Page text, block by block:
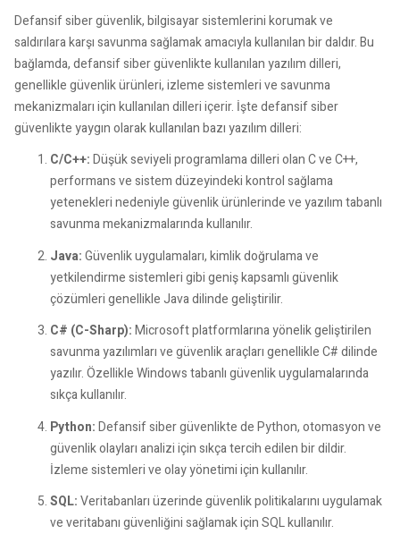
Defansif siber güvenlik, bilgisayar sistemlerini korumak ve
saldırılara karşı savunma sağlamak amacıyla kullanılan bir daldır. Bu
bağlamda, defansif siber güvenlikte kullanılan yazılım dilleri,
genellikle güvenlik ürünleri, izleme sistemleri ve savunma
mekanizmaları için kullanılan dilleri içerir. İşte defansif siber
güvenlikte yaygın olarak kullanılan bazı yazılım dilleri:
C/C++:Düşük seviyeli programlama dilleri olan C ve C++,
performans ve sistem düzeyindeki kontrol sağlama
yetenekleri nedeniyle güvenlik ürünlerinde ve yazılım tabanlı
savunma mekanizmalarında kullanılır.
Java:Güvenlik uygulamaları, kimlik doğrulama ve
yetkilendirme sistemleri gibi geniş kapsamlı güvenlik
çözümleri genellikle Java dilinde geliştirilir.
C# (C-Sharp):Microsoft platformlarına yönelik geliştirilen
savunma yazılımları ve güvenlik araçları genellikle C# dilinde
yazılır. Özellikle Windows tabanlı güvenlik uygulamalarında
sıkça kullanılır.
Python:Defansif siber güvenlikte de Python, otomasyon ve
güvenlik olayları analizi için sıkça tercih edilen bir dildir.
İzleme sistemleri ve olay yönetimi için kullanılır.
SQL:Veritabanları üzerinde güvenlik politikalarını uygulamak
ve veritabanı güvenliğini sağlamak için SQL kullanılır.